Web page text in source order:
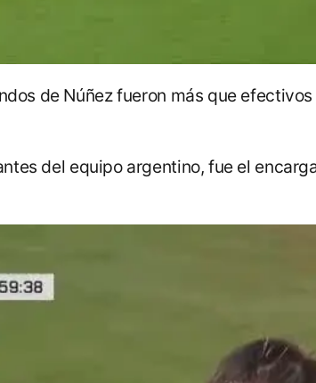
de Núñez fueron más que
del equipo argentino, fue el